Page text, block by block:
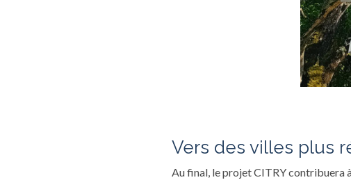
Vers des villes plus
Au final, le projet CITRY contribuera